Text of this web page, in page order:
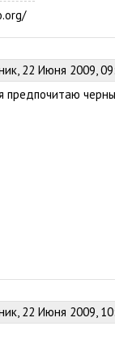
22 Июня 2009,
предпочитаю
22 Июня 2009,